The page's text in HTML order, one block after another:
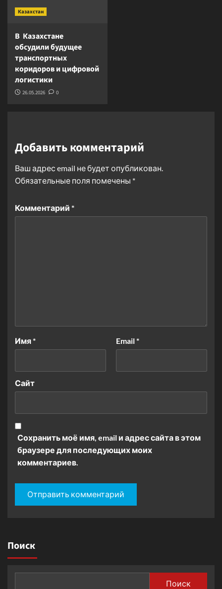
Казахстан
В Казахстане
обсудили будущее
транспортных
коридоров и цифровой
логистики
26.05.2026 0
Добавить комментарий
Ваш адрес email не будет опубликован.
Обязательные поля помечены *
Комментарий *
Имя* Email*
Сайт
Сохранить моё имя, email и адрес сайта в этом
браузере для последующих моих
комментариев.
Поиск
Поиск